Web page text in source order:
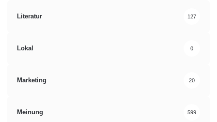
Literatur 127
Lokal 0
Marketing 20
Meinung 599